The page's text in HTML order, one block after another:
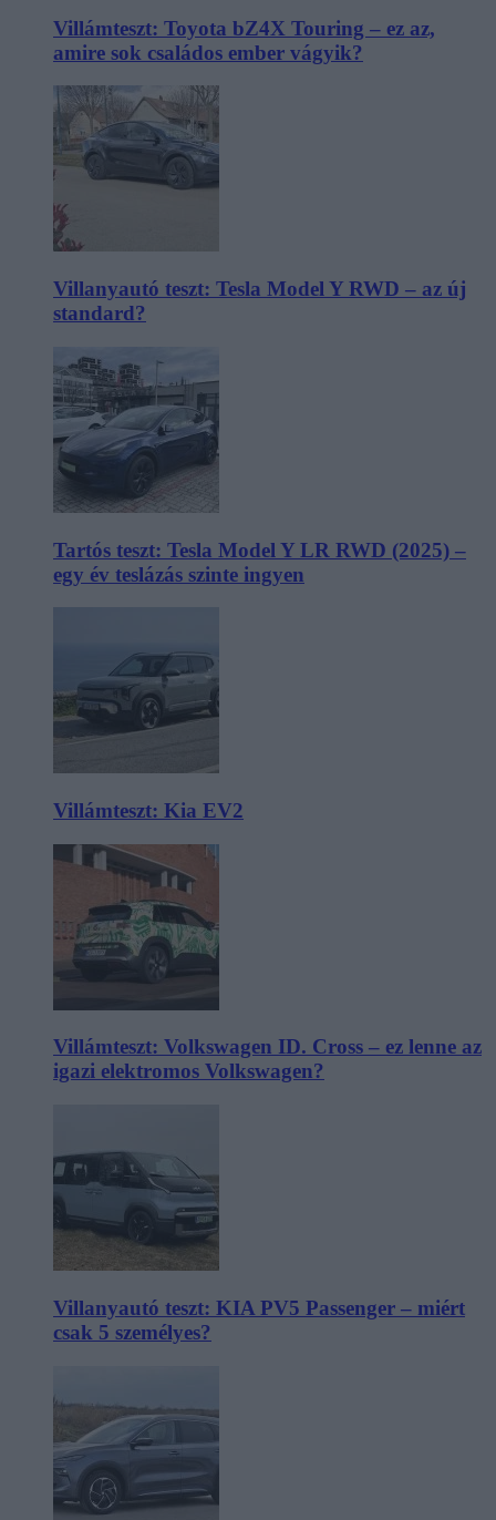
Villámteszt: Toyota bZ4X Touring – ez az,
amire sok családos ember vágyik?
Villanyautó teszt: Tesla Model Y RWD – az új
standard?
Tartós teszt: Tesla Model Y LR RWD (2025) –
egy év teslázás szinte ingyen
Villámteszt: Kia EV2
Villámteszt: Volkswagen ID. Cross – ez lenne az
igazi elektromos Volkswagen?
Villanyautó teszt: KIA PV5 Passenger – miért
csak 5 személyes?